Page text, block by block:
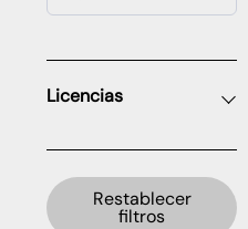
Licencias
Restablecer
filtros